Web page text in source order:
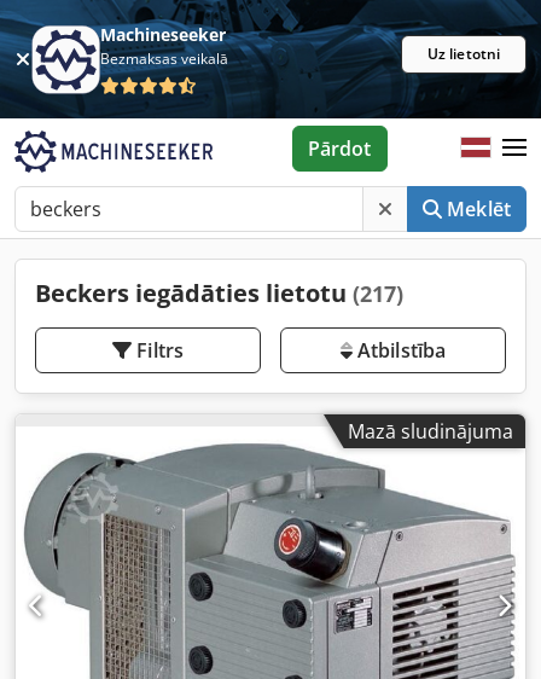
Machineseeker
Bezmaksas veikalā Uz lietotni
Meklēt
Pārdot
Beckers iegādāties lietotu (217)
Filtrs Atbilstība
Mazā sludinājuma